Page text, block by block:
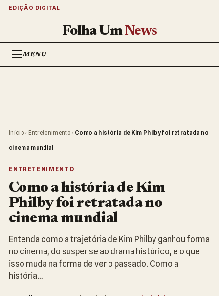
EDIÇÃO DIGITAL
Folha UmNews
MENU
Início › Entretenimento › Como a história de Kim Philby foi retratada no
cinema mundial
ENTRETENIMENTO
Como a história de Kim
Philby foi retratada no
cinema mundial
Entenda como a trajetória de Kim Philby ganhou forma
no cinema, do suspense ao drama histórico, e o que
isso muda na forma de ver o passado. Como a
história…